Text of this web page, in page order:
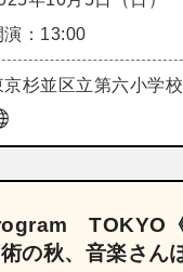
演：13:00
京杉並区立第六小学
TOKYO《
の秋、音楽さん